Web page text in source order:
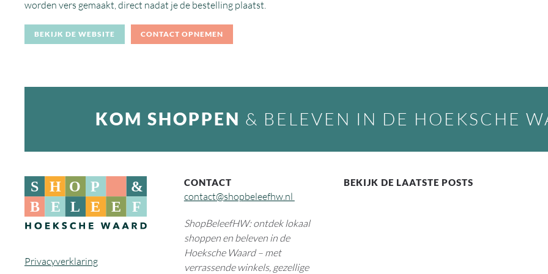
worden vers gemaakt, direct nadat je de bestelling plaatst.
BEKIJK DE WEBSITE CONTACT OPNEMEN
KOM SHOPPEN & BELEVEN IN DE HOEKSCHE
Privacyverklaring
CONTACT
contact@shopbeleefhw.nl
ShopBeleefHW: ontdek lokaal
shoppen en beleven in de
Hoeksche Waard – met
verrassende winkels, gezellige
BEKIJK DE LAATSTE POSTS